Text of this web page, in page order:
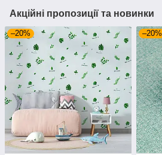
Акційні пропозиції та новинки
–20% –20%